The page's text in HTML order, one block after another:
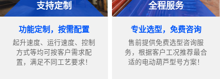
支持定制
功能定制，按需配置
起升速度、运行速度、控制
方式等均可按客户需求配
置，满足不同工艺要求！
全程服务
专业选型，免费咨询
售前提供免费选型咨询服
务，根据客户工况推荐最合
适的电动葫芦型号方案！